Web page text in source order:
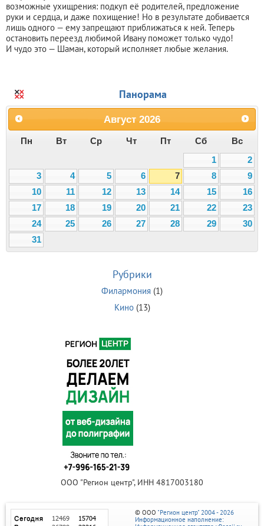
возможные ухищрения: подкуп её родителей, предложение
руки и сердца, и даже похищение! Но в результате добивается
лишь одного — ему запрещают приближаться к ней. Теперь
остановить переезд любимой Ивану поможет только чудо!
И чудо это — Шаман, который исполняет любые желания.
Панорама
Август 2026
Пн Вт Ср Чт Пт Сб
Вс
1
2
3
4 5 6 7 8
9
10
11 12 13 14 15
16
17
18 19 20 21 22
23
24
25 26 27 28 29
30
31
Рубрики
Филармония (1)
Кино(13)
ООО "Регион центр", ИНН 4817003180
© ООО "Регион центр" 2004 - 2026
Информационное наполнение: